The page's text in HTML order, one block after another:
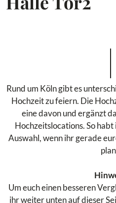
Rund um Köln gibt es
Hochzeit zu feiern. Die
eine davon und ergänzt
Hochzeitslocations. So
Auswahl, wenn ihr gerade
Um euch einen besseren
ihr weiter unten auf dieser